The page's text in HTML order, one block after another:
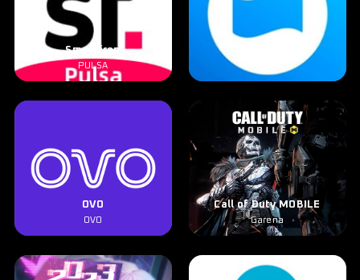
Smartfren
PULSA
OVO
OVO
Call of Duty MOBILE
Garena